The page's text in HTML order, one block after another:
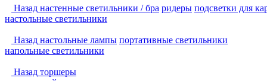
Назад настенные светильники / бра ридеры подсветки для
настольные светильники
Назад настольные лампы портативные светильники
напольные светильники
Назад торшеры